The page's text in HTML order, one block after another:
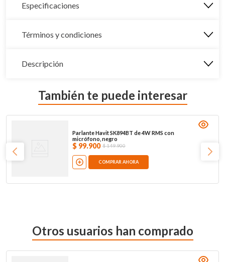
Especificaciones
Términos y condiciones
Descripción
También te puede interesar
Parlante Havit SK894BT de 4W RMS con
micrófono, negro
$ 99.900 $149.900
COMPRAR AHORA
Otros usuarios han comprado